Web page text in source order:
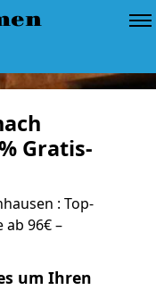
Gratis-
: Top-
96€ –
um Ihren